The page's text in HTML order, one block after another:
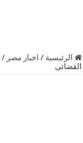
الرئيسية / اخبار مصر /
القضائى